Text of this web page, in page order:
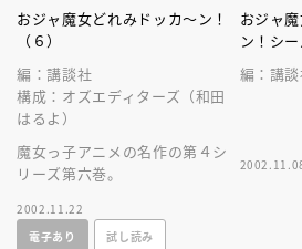
おジャ魔女どれみドッカ～ン！
（６）
編：講談社
構成：オズエディターズ（和田
はるよ）
魔女っ子アニメの名作の第４シ
リーズ第六巻。
2002.11.22
電子あり
試し読み
おジャ
ン！シ
編：講